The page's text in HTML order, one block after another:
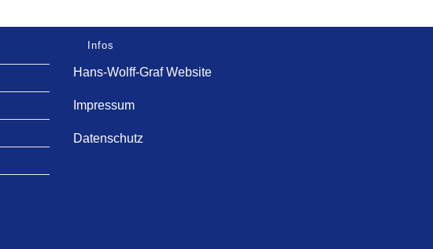
Infos
Hans-Wolff-Graf Website
Impressum
Datenschutz